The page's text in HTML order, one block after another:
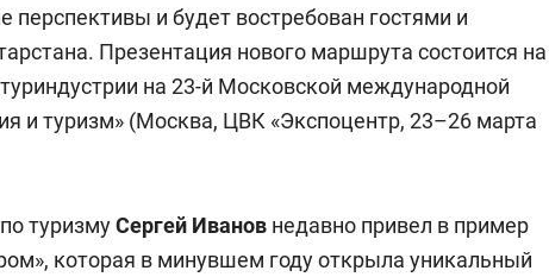
перспективы и будет востребован гостями и
Презентация нового маршрута состоится на
на 23-й Московской международной
и туризм» (Москва, ЦВК «Экспоцентр, 23–26 марта
туризмуСергей Иванов недавно привел в пример
которая в минувшем году открыла уникальный